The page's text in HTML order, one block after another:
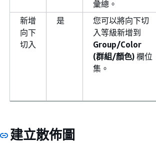
彙總。
新增
向下
切入
是
您可以將向下切
入等級新增到
Group/Color
(群組/顏色) 欄位
集。
建立散佈圖